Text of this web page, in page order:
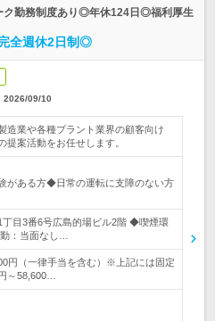
ク勤務制度あり◎年休124日◎福利厚生
全週休2日制◎
2026/09/10
造業や各種プラント業界の顧客向け
提案活動をお任せします。
がある方◆日常の運転に支障のない方
丁目3番6号広島的場ビル2階 ◆喫煙環
：当面なし…
円（一律手当を含む）※上記には固定
～58,600…